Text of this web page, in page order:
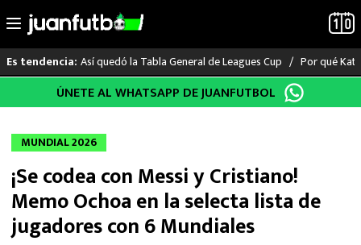
al
Es tendencia: Así quedó la Tabla General de Leagues Cup Por qué
LO ÚLTIMO
LIGA MX
RAYADOS
PUMAS
ÚNETE AL WHATSAPP DE JUANFUTBOL
MUNDIAL 2026
¡Se codea con Messi y Cristiano!
Memo Ochoa en la selecta lista de
jugadores con 6 Mundiales